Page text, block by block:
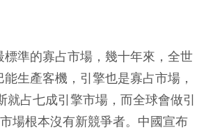
準的寡占市場，幾十年來，全世
生產客機，引擎也是寡占市場，
就占七成引擎市場，而全球會做引
場根本沒有新競爭者。中國宣布